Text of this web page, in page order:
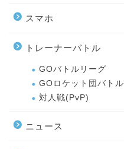
スマホ
トレーナーバトル
GOバトルリーグ
GOロケット団バトル
対人戦(PvP)
ニュース